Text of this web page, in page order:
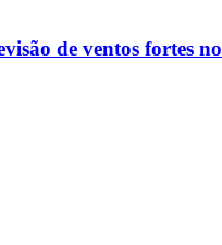
de ventos fortes